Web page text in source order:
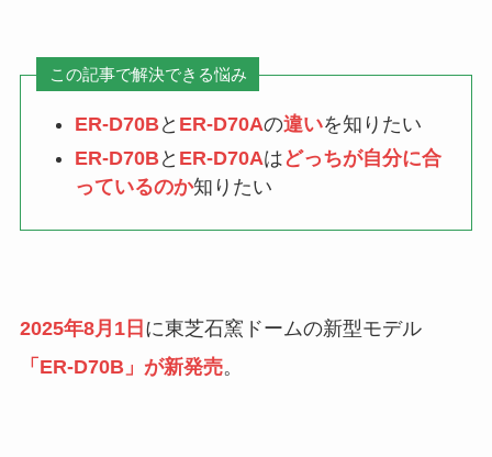
この記事で解決できる悩み
ER-D70Bと ER-D70Aの違いを知りたい
ER-D70Bと ER-D70Aは どっちが自分に合
っているのか知りたい
2025年8月1日 に東芝石窯ドームの新型モデル
「ER-D70B」が新発売。